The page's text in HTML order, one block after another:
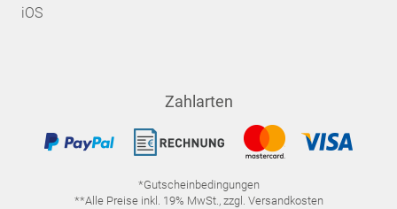
iOS
Zahlarten
*Gutscheinbedingungen
**Alle Preise inkl. 19% MwSt., zzgl. Versandkosten